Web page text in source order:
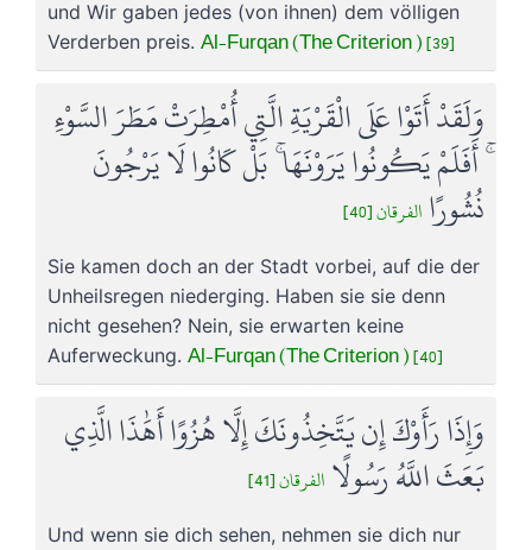
und Wir gaben jedes (von ihnen) dem völligen
Verderben preis. Al-Furqan (The Criterion ) [39]
وَلَقَدْ أَتَوْا عَلَى الْقَرْيَةِ الَّتِي أُمْطِرَتْ مَطَرَ السَّوْءِ
ۚ أَفَلَمْ يَكُونُوا يَرَوْنَهَا ۚ بَلْ كَانُوا لَا يَرْجُونَ
نُشُورًا الفرقان [40]
Sie kamen doch an der Stadt vorbei, auf die der
Unheilsregen niederging. Haben sie sie denn
nicht gesehen? Nein, sie erwarten keine
Auferweckung. Al-Furqan (The Criterion ) [40]
وَإِذَا رَأَوْكَ إِن يَتَّخِذُونَكَ إِلَّا هُزُوًا أَهَٰذَا الَّذِي
بَعَثَ اللَّهُ رَسُولًا الفرقان [41]
Und wenn sie dich sehen, nehmen sie dich nur